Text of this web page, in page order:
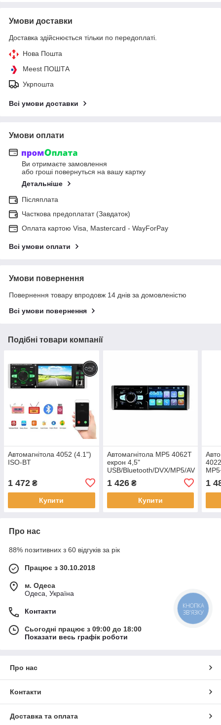
Умови доставки
Доставка здійснюється тільки по передоплаті.
Нова Пошта
Meest ПОШТА
Укрпошта
Всі умови доставки
Умови оплати
Ви отримаєте замовлення
або гроші повернуться на вашу картку
Детальніше
Післяплата
Часткова предоплатат (Завдаток)
Оплата картою Visa, Mastercard - WayForPay
Всі умови оплати
Умови повернення
Повернення товару впродовж 14 днів за домовленістю
Всі умови повернення
Подібні товари компанії
Автомагнітола 4052 (4.1")
ISO-BT
1 472 ₴
Купити
Автомагнітола MP5 4062T
екрон 4,5"
USB/Bluetooth/DVX/MP5/AV
1 426₴
Купити
1
Про нас
88% позитивних з 60 відгуків за рік
Працює з 30.10.2018
м. Одеса
Одеса, Україна
Контакти
Сьогодні працює з 09:00 до 18:00
Показати весь графік роботи
Про нас
Контакти
Доставка та оплата
КНОПКА
ЗВ'ЯЗКУ